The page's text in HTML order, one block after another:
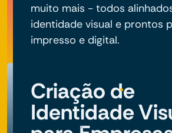
muito mais - todos
identidade visual e prontos
impresso e digital.
Criação de
Identidade